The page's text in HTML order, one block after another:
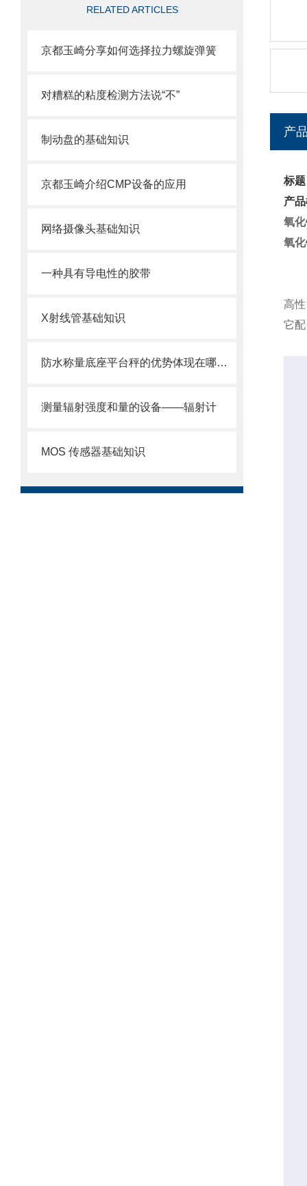
RELATED ARTICLES
京都玉崎分享如何选择拉力螺旋弹簧
对糟糕的粘度检测方法说“不”
制动盘的基础知识
京都玉崎介绍CMP设备的应用
网络摄像头基础知识
一种具有导电性的胶带
X射线管基础知识
防水称量底座平台秤的优势体现在哪些方面？
测量辐射强度和量的设备——辐射计
MOS 传感器基础知识
产
标
产
氧
氧
高
它